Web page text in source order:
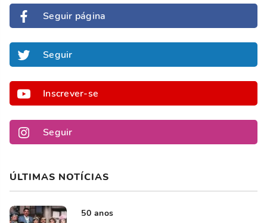
Seguir página
Seguir
Inscrever-se
Seguir
ÚLTIMAS NOTÍCIAS
50 anos